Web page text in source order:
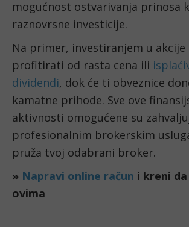
mogućnost ostvarivanja prinosa
raznovrsne investicije.
Na primer, investiranjem u akcije
profitirati od rasta cena ili
dividendi, dok će ti obveznice
kamatne prihode. Sve ove
aktivnosti omogućene su
profesionalnim brokerskim
pruža tvoj odabrani broker.
» Napravi online račun i kreni
ovima